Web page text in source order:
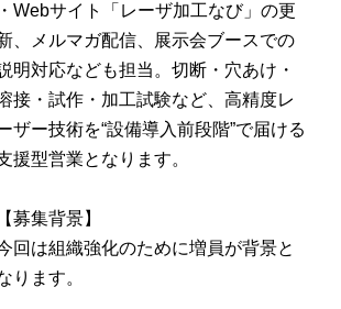
・Webサイト「レーザ加工なび」の更
、メルマガ配信、展示会ブースでの
明対応なども担当。切断・穴あけ・
接・試作・加工試験など、高精度レ
ザー技術を“設備導入前段階”で届ける
援型営業となります。
【募集背景】
回は組織強化のために増員が背景と
ります。